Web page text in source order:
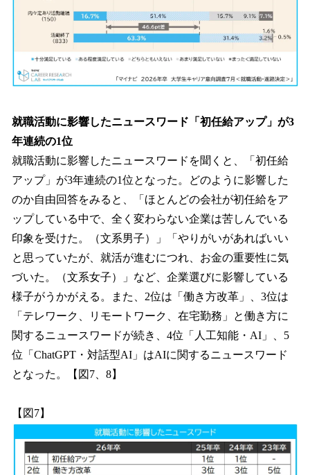
就職活動に影響したニュースワード「初任給アップ」が3
年連続の1位
就職活動に影響したニュースワードを聞くと、「初任給
アップ」が3年連続の1位となった。どのように影響した
のか自由回答をみると、「ほとんどの会社が初任給をア
ップしている中で、全く変わらない企業は苦しんでいる
印象を受けた。（文系男子）」「やりがいがあればいい
と思っていたが、就活が進むにつれ、お金の重要性に気
づいた。（文系女子）」など、企業選びに影響している
様子がうかがえる。また、2位は「働き方改革」、3位は
「テレワーク、リモートワーク、在宅勤務」と働き方に
関するニュースワードが続き、4位「人工知能・AI」、5
位「ChatGPT・対話型AI」はAIに関するニュースワード
となった。【図7、8】
【図7】